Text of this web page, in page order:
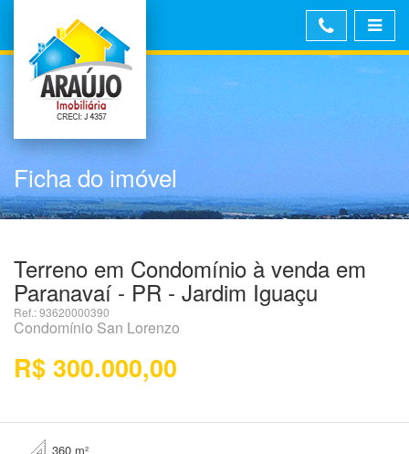
Ficha do imóvel
Terreno em Condomínio à venda em
Paranavaí - PR - Jardim Iguaçu
Ref.: 93620000390
Condomínio San Lorenzo
R$ 300.000,00
360 m²